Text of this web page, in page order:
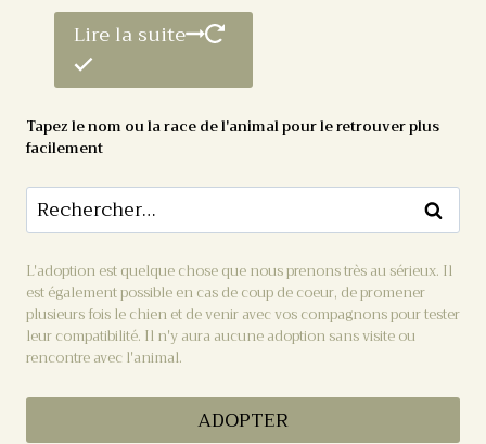
Lire la suite
Tapez le nom ou la race de l'animal pour le retrouver plus
facilement
L'adoption est quelque chose que nous prenons très au sérieux. Il
est également possible en cas de coup de coeur, de promener
plusieurs fois le chien et de venir avec vos compagnons pour tester
leur compatibilité. Il n'y aura aucune adoption sans visite ou
rencontre avec l'animal.
ADOPTER